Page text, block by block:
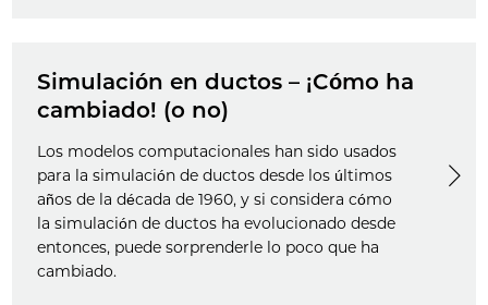
Simulación en ductos – ¡Cómo ha
cambiado! (o no)
Los modelos computacionales han sido usados
para la simulación de ductos desde los últimos
años de la década de 1960, y si considera cómo
la simulación de ductos ha evolucionado desde
entonces, puede sorprenderle lo poco que ha
cambiado.